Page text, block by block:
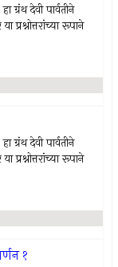
ग्रंथ देवी पार्वतीने
प्रश्नोत्तरांच्या रूपाने
ग्रंथ देवी पार्वतीने
प्रश्नोत्तरांच्या रूपाने
१